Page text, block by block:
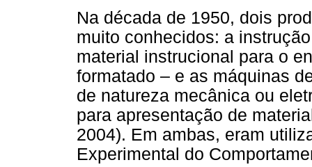
Na década de 1950, dois
muito conhecidos: a
material instrucional para o
formatado – e as máquinas
de natureza mecânica ou
para apresentação de
2004). Em ambas, eram
Experimental do